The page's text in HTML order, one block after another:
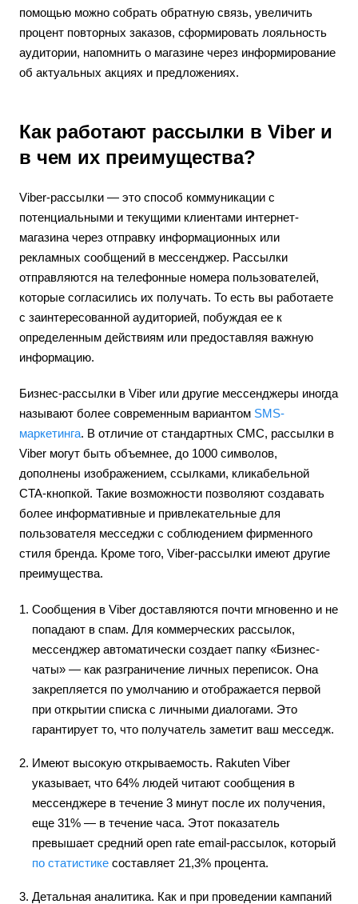
помощью можно собрать обратную связь, увеличить
процент повторных заказов, сформировать лояльность
аудитории, напомнить о магазине через информирование
об актуальных акциях и предложениях.
Как работают рассылки в Viber и
в чем их преимущества?
Viber-рассылки — это способ коммуникации с
потенциальными и текущими клиентами интернет-
магазина через отправку информационных или
рекламных сообщений в мессенджер. Рассылки
отправляются на телефонные номера пользователей,
которые согласились их получать. То есть вы работаете
с заинтересованной аудиторией, побуждая ее к
определенным действиям или предоставляя важную
информацию.
Бизнес-рассылки в Viber или другие мессенджеры иногда
называют более современным вариантом SMS-
маркетинга. В отличие от стандартных СМС, рассылки в
Viber могут быть объемнее, до 1000 символов,
дополнены изображением, ссылками, кликабельной
CTA-кнопкой. Такие возможности позволяют создавать
более информативные и привлекательные для
пользователя месседжи с соблюдением фирменного
стиля бренда. Кроме того, Viber-рассылки имеют другие
преимущества.
Сообщения в Viber доставляются почти мгновенно и не
попадают в спам. Для коммерческих рассылок,
мессенджер автоматически создает папку «Бизнес-
чаты» — как разграничение личных переписок. Она
закрепляется по умолчанию и отображается первой
при открытии списка с личными диалогами. Это
гарантирует то, что получатель заметит ваш месседж.
Имеют высокую открываемость. Rakuten Viber
указывает, что 64% людей читают сообщения в
мессенджере в течение 3 минут после их получения,
еще 31% — в течение часа. Этот показатель
превышает средний open rate email-рассылок, который
по статистике составляет 21,3% процента.
Детальная аналитика. Как и при проведении кампаний